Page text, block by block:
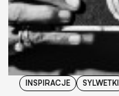
INSPIRACJE SYLWETKI